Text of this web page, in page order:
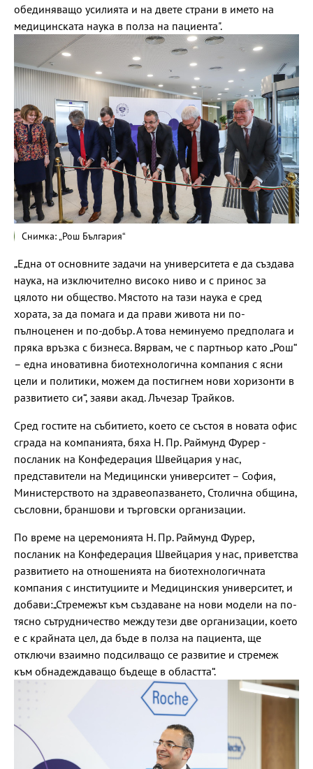
обединяващо усилията и на двете страни в името на
медицинската наука в полза на пациента".
Снимка: „Рош България“
„Една от основните задачи на университета е да създава
наука, на изключително високо ниво и с принос за
цялото ни общество. Мястото на тази наука е сред
хората, за да помага и да прави живота ни по-
пълноценен и по-добър. А това неминуемо предполага и
пряка връзка с бизнеса. Вярвам, че с партньор като „Рош“
– една иновативна биотехнологична компания с ясни
цели и политики, можем да постигнем нови хоризонти в
развитието си“, заяви акад. Лъчезар Трайков.
Сред гостите на събитието, което се състоя в новата офис
сграда на компанията, бяха Н. Пр. Раймунд Фурер -
посланик на Конфедерация Швейцария у нас,
представители на Медицински университет – София,
Министерството на здравеопазването, Столична община,
съсловни, браншови и търговски организации.
По време на церемонията Н. Пр. Раймунд Фурер,
посланик на Конфедерация Швейцария у нас, приветства
развитието на отношенията на биотехнологичната
компания с институциите и Медицинския университет, и
добави:„Стремежът към създаване на нови модели на по-
тясно сътрудничество между тези две организации, което
е с крайната цел, да бъде в полза на пациента, ще
отключи взаимно подсилващо се развитие и стремеж
към обнадеждаващо бъдеще в областта“.